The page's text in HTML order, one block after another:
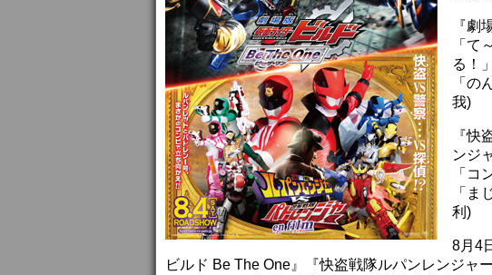
『劇
「て
る！
「の
我)
『快
ンジ
「コ
「ま
利)
8月4
ビルド Be The One』『快盗戦隊ルパンレンジャ